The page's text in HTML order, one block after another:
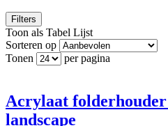
Filters
Toon als Tabel Lijst
Sorteren op
Tonen
per pagina
Acrylaat
landscape